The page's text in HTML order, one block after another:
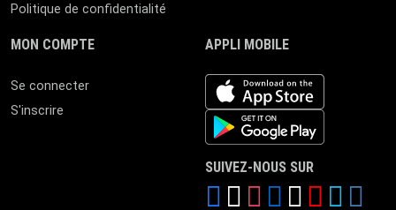
Politique de confidentialité
MON COMPTE
Se connecter
S'inscrire
APPLI MOBILE
iOS app
Android App
SUIVEZ-NOUS SUR